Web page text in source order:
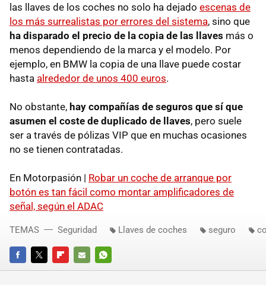
las llaves de los coches no solo ha dejado escenas de
los más surrealistas por errores del sistema, sino que
ha disparado el precio de la copia de las llaves más o
menos dependiendo de la marca y el modelo. Por
ejemplo, en BMW la copia de una llave puede costar
hasta alrededor de unos 400 euros.
No obstante, hay compañías de seguros que sí que
asumen el coste de duplicado de llaves, pero suele
ser a través de pólizas VIP que en muchas ocasiones
no se tienen contratadas.
En Motorpasión | Robar un coche de arranque por
botón es tan fácil como montar amplificadores de
señal, según el ADAC
FACEBOOKTWITTERFLIPBOARD
E-
WHATSAPP
TEMAS Seguridad Llaves de coches seguro